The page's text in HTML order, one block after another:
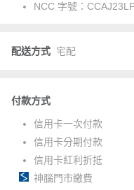
NCC 字號：
配送方式 宅配
付款方式
信用卡一次付款
信用卡分期付款
信用卡紅利折抵
神腦門市繳費